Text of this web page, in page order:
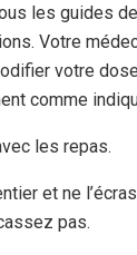
les guides
Votre
votre
comme
les repas.
et ne
pas.